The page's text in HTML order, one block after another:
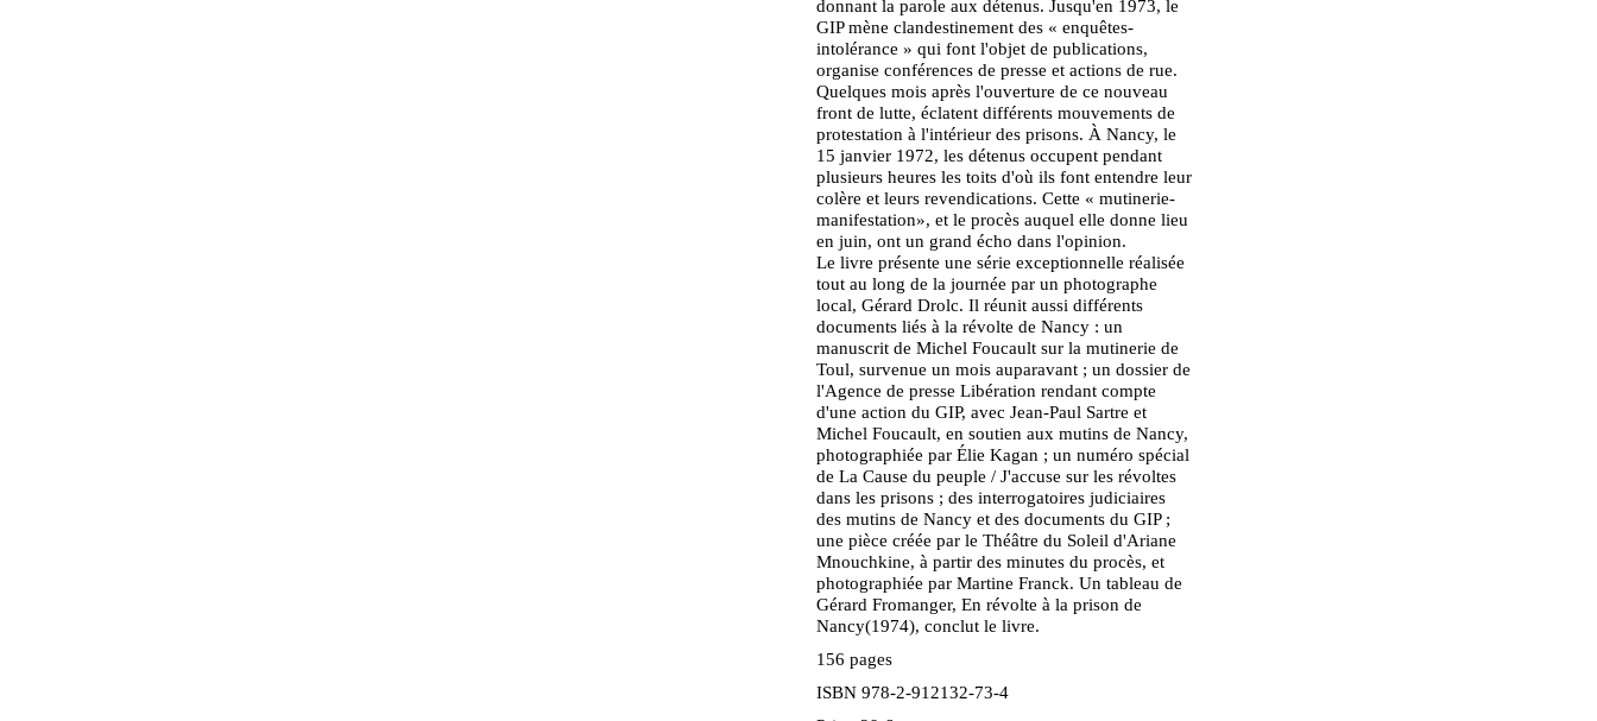
donnant la parole aux détenus. Jusqu'en 1973, le
GIP mène clandestinement des « enquêtes-
intolérance » qui font l'objet de publications,
organise conférences de presse et actions de rue.
Quelques mois après l'ouverture de ce nouveau
front de lutte, éclatent différents mouvements de
protestation à l'intérieur des prisons. À Nancy, le
15 janvier 1972, les détenus occupent pendant
plusieurs heures les toits d'où ils font entendre leur
colère et leurs revendications. Cette « mutinerie-
manifestation», et le procès auquel elle donne lieu
en juin, ont un grand écho dans l'opinion.
Le livre présente une série exceptionnelle réalisée
tout au long de la journée par un photographe
local, Gérard Drolc. Il réunit aussi différents
documents liés à la révolte de Nancy : un
manuscrit de Michel Foucault sur la mutinerie de
Toul, survenue un mois auparavant ; un dossier de
l'Agence de presse Libération rendant compte
d'une action du GIP, avec Jean-Paul Sartre et
Michel Foucault, en soutien aux mutins de Nancy,
photographiée par Élie Kagan ; un numéro spécial
de La Cause du peuple / J'accuse sur les révoltes
dans les prisons ; des interrogatoires judiciaires
des mutins de Nancy et des documents du GIP ;
une pièce créée par le Théâtre du Soleil d'Ariane
Mnouchkine, à partir des minutes du procès, et
photographiée par Martine Franck. Un tableau de
Gérard Fromanger, En révolte à la prison de
Nancy(1974), conclut le livre.
156 pages
ISBN 978-2-912132-73-4